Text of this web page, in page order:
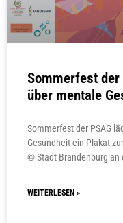
Sommerfest der
über mentale
Sommerfest der PSAG
Gesundheit ein Plakat
© Stadt Brandenburg an
WEITERLESEN »